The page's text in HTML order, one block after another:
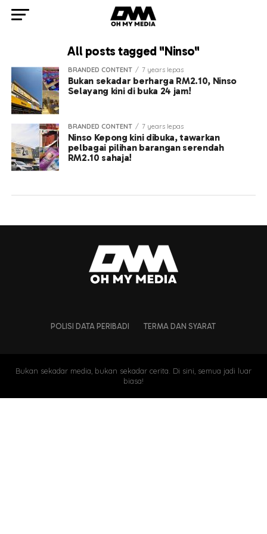
All posts tagged "Ninso"
BRANDED CONTENT 7 years lepas
Bukan sekadar berharga RM2.10, Ninso
Selayang kini di buka 24 jam!
BRANDED CONTENT 7 years lepas
Ninso Kepong kini dibuka, tawarkan
pelbagai pilihan barangan serendah
RM2.10 sahaja!
POLISI DATA PERIBADI TERMA DAN SYARAT
Bukan sekadar media, bukan sekadar cerita. Di sini, semua jadi luar
biasa!